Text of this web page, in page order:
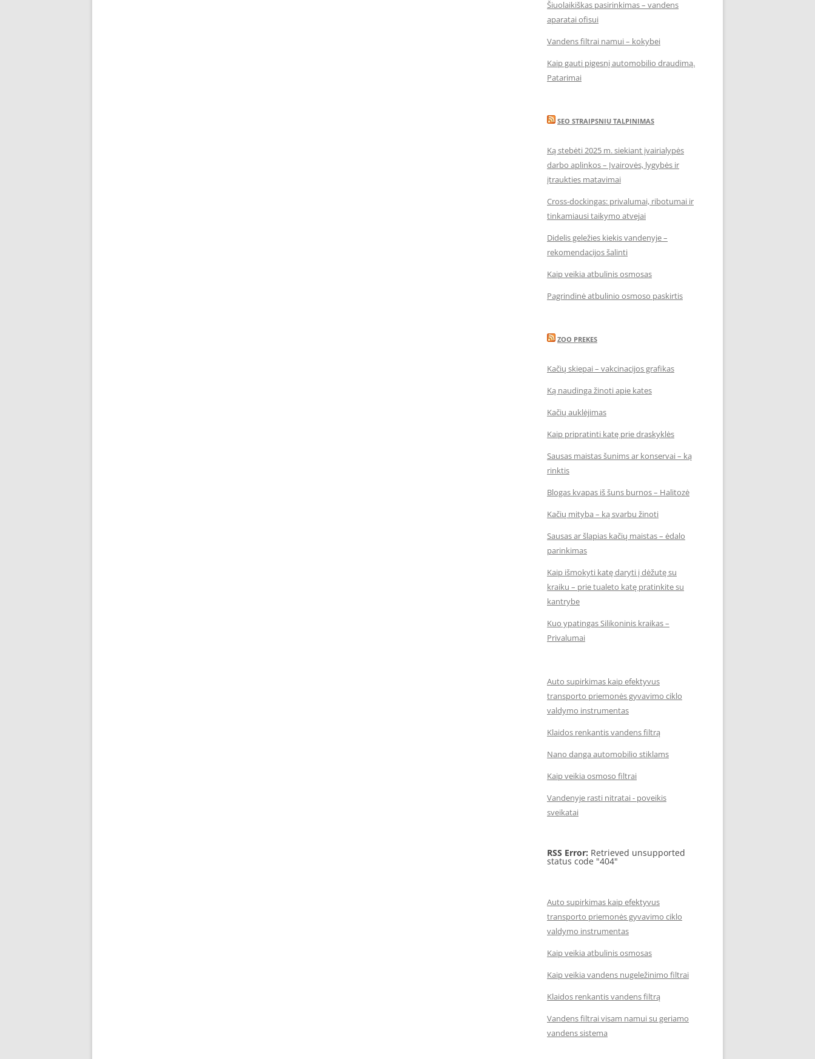
Šiuolaikiškas pasirinkimas – vandens
aparatai ofisui
Vandens filtrai namui – kokybei
Kaip gauti pigesnį automobilio draudimą.
Patarimai
SEO STRAIPSNIU TALPINIMAS
Ką stebėti 2025 m. siekiant įvairialypės
darbo aplinkos – Įvairovės, lygybės ir
įtraukties matavimai
Cross-dockingas: privalumai, ribotumai ir
tinkamiausi taikymo atvejai
Didelis geležies kiekis vandenyje –
rekomendacijos šalinti
Kaip veikia atbulinis osmosas
Pagrindinė atbulinio osmoso paskirtis
ZOO PREKES
Kačių skiepai – vakcinacijos grafikas
Ką naudinga žinoti apie kates
Kačių auklėjimas
Kaip pripratinti katę prie draskyklės
Sausas maistas šunims ar konservai – ką
rinktis
Blogas kvapas iš šuns burnos – Halitozė
Kačių mityba – ką svarbu žinoti
Sausas ar šlapias kačių maistas – ėdalo
parinkimas
Kaip išmokyti katę daryti į dėžutę su
kraiku – prie tualeto katę pratinkite su
kantrybe
Kuo ypatingas Silikoninis kraikas –
Privalumai
Auto supirkimas kaip efektyvus
transporto priemonės gyvavimo ciklo
valdymo instrumentas
Klaidos renkantis vandens filtrą
Nano danga automobilio stiklams
Kaip veikia osmoso filtrai
Vandenyje rasti nitratai - poveikis
sveikatai
RSS Error: Retrieved unsupported
status code "404"
Auto supirkimas kaip efektyvus
transporto priemonės gyvavimo ciklo
valdymo instrumentas
Kaip veikia atbulinis osmosas
Kaip veikia vandens nugeležinimo filtrai
Klaidos renkantis vandens filtrą
Vandens filtrai visam namui su geriamo
vandens sistema